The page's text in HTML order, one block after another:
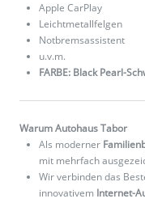
Apple CarPlay
Leichtmetallfelgen
Notbremsassistent
u.v.m.
FARBE: Black Pearl-
Warum Autohaus Tabor
Als moderner
mit mehrfach
Wir verbinden das
innovativem Internet-